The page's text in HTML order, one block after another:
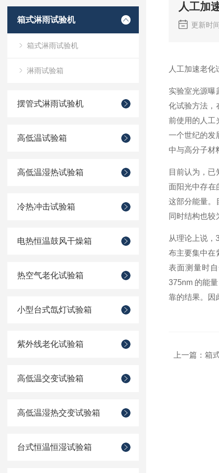
箱式淋雨试验机
箱式淋雨试验机
淋雨试验箱
摆管式淋雨试验机
高低温试验箱
高低温湿热试验箱
冷热冲击试验箱
电热恒温鼓风干燥箱
热空气老化试验箱
小型台式氙灯试验箱
紫外线老化试验箱
高低温交变试验箱
高低温湿热交变试验箱
台式恒温恒湿试验箱
人工加
更新时
人工加速老化
实验室光源曝
化试验方法，
前使用的人工
一个世纪的发
中与高分子材
目前认为，
面阳光中存在
这部分能量。
同时结构也较
从理论上说，
布主要集中在
表面测量时
375nm 的能
靠的结果。因
上一篇： 箱